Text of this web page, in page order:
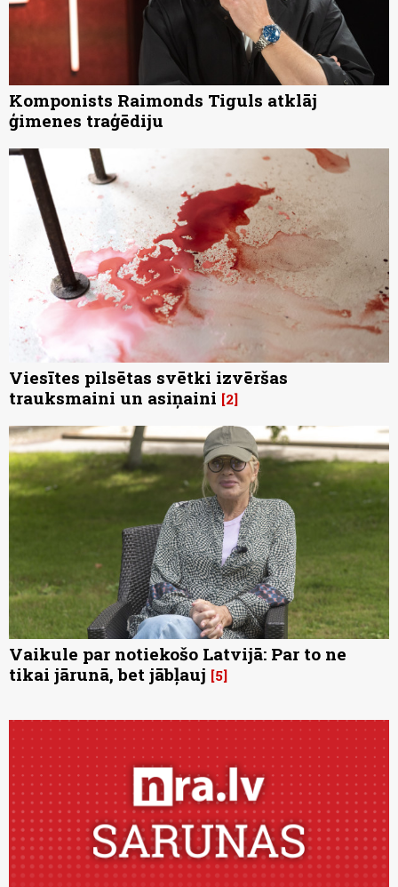
Komponists Raimonds Tiguls atklāj
ģimenes traģēdiju
Viesītes pilsētas svētki izvēršas
trauksmaini un asiņaini 2
Vaikule par notiekošo Latvijā: Par to ne
tikai jārunā, bet jābļauj 5